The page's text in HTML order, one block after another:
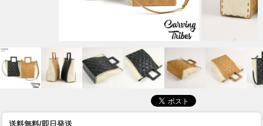
送料無料/即日発送